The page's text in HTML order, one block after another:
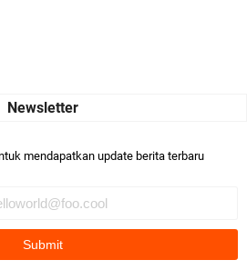
mendapatkan update berita terbaru